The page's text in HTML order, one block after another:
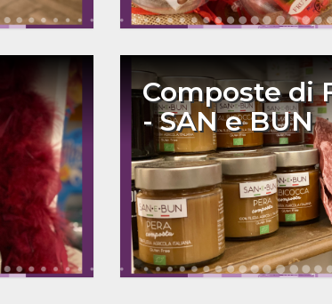
Composte di
- SAN e BUN